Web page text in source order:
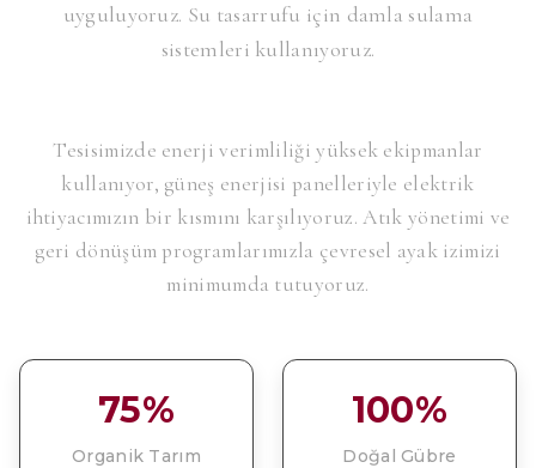
uyguluyoruz. Su tasarrufu için damla sulama
sistemleri kullanıyoruz.
Tesisimizde enerji verimliliği yüksek ekipmanlar
kullanıyor, güneş enerjisi panelleriyle elektrik
ihtiyacımızın bir kısmını karşılıyoruz. Atık yönetimi ve
geri dönüşüm programlarımızla çevresel ayak izimizi
minimumda tutuyoruz.
75%
Organik Tarım
100%
Doğal Gübre